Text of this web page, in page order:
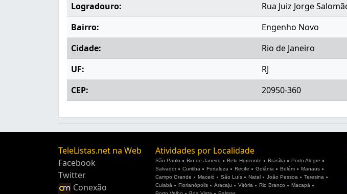
Logradouro:
Rua Juiz Jorge
Bairro:
Engenho Novo
Cidade:
Rio de Janeiro
UF:
RJ
CEP:
20950-360
TeleListas.net na Web
Facebook
Twitter
Conexão
Atividades por Localidade
São Paulo Rio de Janeiro Belo Horizonte Brasília
Porto Alegre
Salvador
Curitiba Fortaleza Recife Goiânia Belém
Manaus
Campo Grande
Maceió São Luís Natal João Pessoa
Teresina
Cuiabá
Florianópolis Aracaju Vitória Rio Branco
Macapá